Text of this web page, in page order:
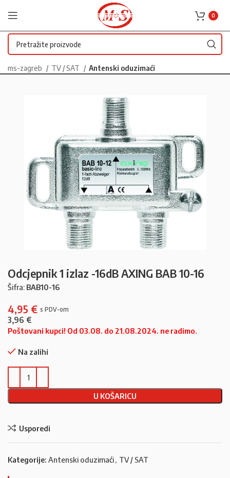
0
ms-zagreb TV / SAT Antenski oduzimaći
Odcjepnik 1 izlaz -16dB AXING BAB 10-16
Šifra: BAB10-16
4,95 €
3,96 €
Poštovani kupci! Od 03.08. do 21.08.2024. ne radimo.
Na zalihi
U KOŠARICU
Usporedi
Kategorije: Antenski oduzimaći, TV / SAT